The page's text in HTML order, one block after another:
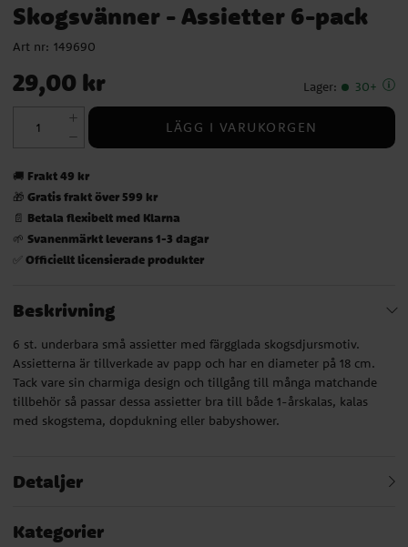
Skogsvänner - Assietter 6-pack
Art nr: 149690
Pris: 29,00 kr
29,00 kr Lager: 30+
LÄGG I VARUKORGEN
🚚 Frakt 49 kr
🎁 Gratis frakt över 599 kr
📄 Betala flexibelt med Klarna
🌱 Svanenmärkt leverans 1-3 dagar
✅ Officiellt licensierade produkter
Beskrivning
6 st. underbara små assietter med färgglada skogsdjursmotiv.
Assietterna är tillverkade av papp och har en diameter på 18 cm.
Tack vare sin charmiga design och tillgång till många matchande
tillbehör så passar dessa assietter bra till både 1-årskalas, kalas
med skogstema, dopdukning eller babyshower.
Detaljer
Kategorier